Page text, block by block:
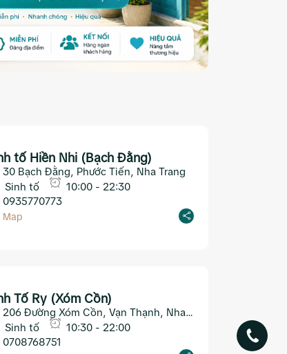
tố Hiền Nhi (Bạch Đằng)
30 Bạch Đằng, Phước Tiến, Nha Trang
Sinh tố
10:00 - 22:30
0935770773
Map
Tố Ry (Xóm Cồn)
206 Đường Xóm Cồn, Vạn Thạnh, Nha
Trang
Sinh tố
10:30 - 22:00
0708768751